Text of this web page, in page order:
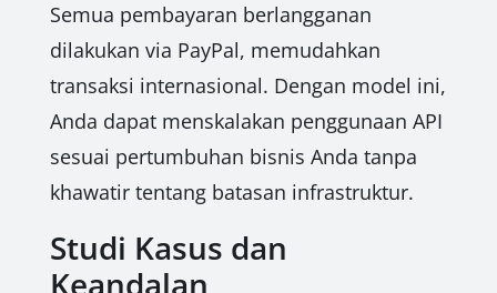
Semua pembayaran berlangganan
dilakukan via PayPal, memudahkan
transaksi internasional. Dengan model ini,
Anda dapat menskalakan penggunaan API
sesuai pertumbuhan bisnis Anda tanpa
khawatir tentang batasan infrastruktur.
Studi Kasus dan
Keandalan